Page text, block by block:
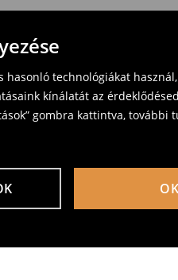
hasonló technológiákat
kínálatát az
gombra kattintva, további
OK